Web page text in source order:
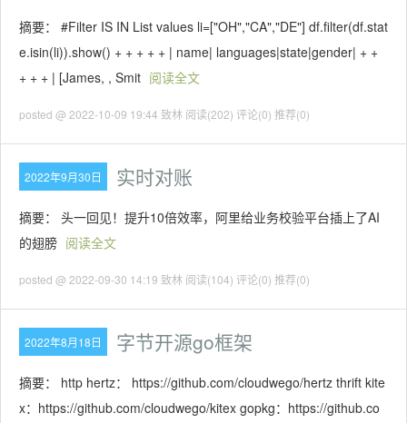
摘要： #Filter IS IN List values li=["OH","CA","DE"] df.filter(df.stat
e.isin(li)).show() + + + + + | name| languages|state|gender| + +
+ + + | [James, , Smit 阅读全文
posted @ 2022-10-09 19:44 致林 阅读(202) 评论(0) 推荐(0)
2022年9月30日 实时对账
摘要： 头一回见！提升10倍效率，阿里给业务校验平台插上了AI
的翅膀 阅读全文
posted @ 2022-09-30 14:19 致林 阅读(104) 评论(0) 推荐(0)
2022年8月18日 字节开源go框架
摘要： http hertz： https://github.com/cloudwego/hertz thrift kite
x：https://github.com/cloudwego/kitex gopkg：https://github.co